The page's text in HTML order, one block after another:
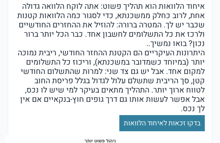
איחוד הלוואות הוא תהליך פשוט: אתה לוקח הלוואה גדולה
אחת, לרוב כחלק ממשכנתא, כדי לסגור כמה הלוואות קטנות
שכבר יש לך. המטרה ברורה: להוזיל את ההחזרים החודשיים
ולרכז את כל התשלומים לחשבון אחד. כבר הכל יותר ברור
נכון? בואו נמשיך..
היתרונות העיקריים הם הקטנת ההחזר החודשי, ריבית נמוכה
יותר (במיוחד כשמדובר במשכנתא), וריכוז כל התשלומים
למקום אחד. אבל יש גם צד שני: למרות שהתשלום החודשי
קטן, סך הריבית שתשלם עלול לגדול בגלל פריסת החוב
לטווח ארוך יותר. התהליך מתאים בעיקר למי שיש לו נכס,
אבל אפשר לעשות אותו גם דרך גופים חוץ-בנקאיים אם אין
לך נכס.
בדקו זכאות לאיחוד הלוואות